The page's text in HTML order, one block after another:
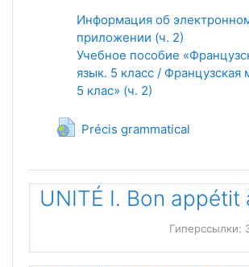
Информация об
приложении (ч. 2)
Учебное пособие
язык. 5 класс / Французская
5 клас» (ч. 2)
Précis grammaticalГиперссылка
UNITÉ I. Bon appétit
Гиперссылки: